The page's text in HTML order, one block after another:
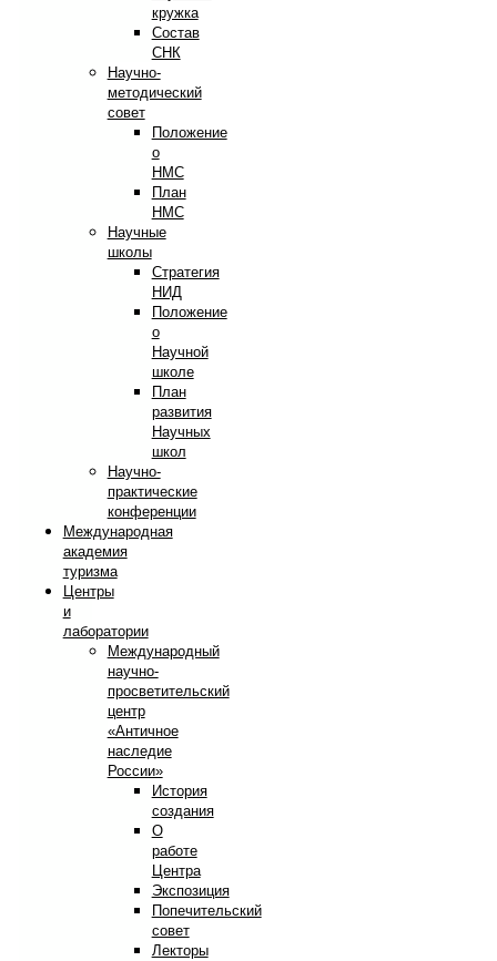
кружка
Состав
СНК
Научно-
методический
совет
Положение
о
НМС
План
НМС
Научные
школы
Стратегия
НИД
Положение
о
Научной
школе
План
развития
Научных
школ
Научно-
практические
конференции
Международная
академия
туризма
Центры
и
лаборатории
Международный
научно-
просветительский
центр
«Античное
наследие
России»
История
создания
О
работе
Центра
Экспозиция
Попечительский
совет
Лекторы